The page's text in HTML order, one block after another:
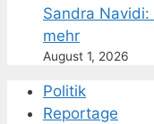
Sandra
mehr
August 1, 2026
Politik
Reportage